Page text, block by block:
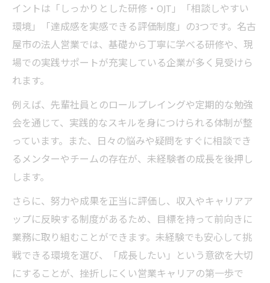
イントは「しっかりとした研修・OJT」「相談しやすい
環境」「達成感を実感できる評価制度」の3つです。名古
屋市の法人営業では、基礎から丁寧に学べる研修や、現
場での実践サポートが充実している企業が多く見受けら
れます。
例えば、先輩社員とのロールプレイングや定期的な勉強
会を通じて、実践的なスキルを身につけられる体制が整
っています。また、日々の悩みや疑問をすぐに相談でき
るメンターやチームの存在が、未経験者の成長を後押し
します。
さらに、努力や成果を正当に評価し、収入やキャリアア
ップに反映する制度があるため、目標を持って前向きに
業務に取り組むことができます。未経験でも安心して挑
戦できる環境を選び、「成長したい」という意欲を大切
にすることが、挫折しにくい営業キャリアの第一歩で